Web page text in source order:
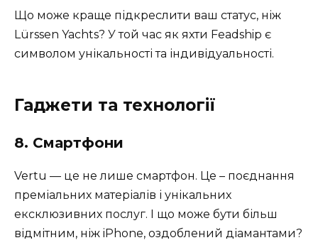
Що може краще підкреслити ваш статус, ніж
Lürssen Yachts? У той час як яхти Feadship є
символом унікальності та індивідуальності.
Гаджети та технології
8. Смартфони
Vertu — це не лише смартфон. Це – поєднання
преміальних матеріалів і унікальних
ексклюзивних послуг. І що може бути більш
відмітним, ніж iPhone, оздоблений діамантами?